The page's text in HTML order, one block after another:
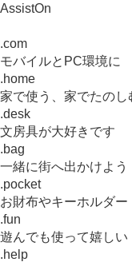
AssistOn
.com
モバイルとPC環境に
.home
家で使う、家でたのし
.desk
文房具が大好きです
.bag
一緒に街へ出かけよう
.pocket
お財布やキーホルダー
.fun
遊んでも使って嬉しい
.help